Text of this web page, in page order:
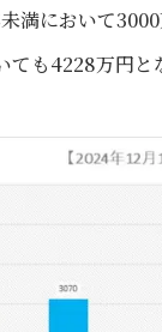
満において
も4228万円と